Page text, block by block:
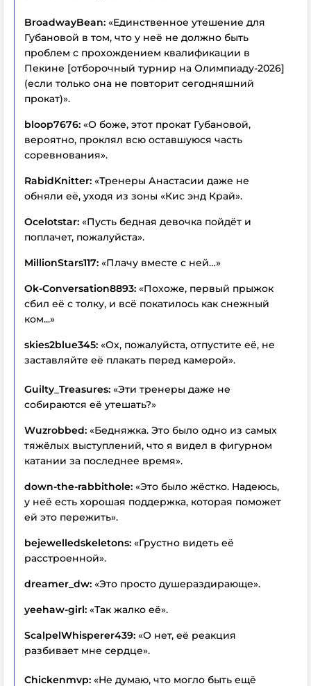
BroadwayBean: «Единственное утешение для
Губановой в том, что у неё не должно быть
проблем с прохождением квалификации в
Пекине [отборочный турнир на Олимпиаду-2026]
(если только она не повторит сегодняшний
прокат)».
bloop7676: «О боже, этот прокат Губановой,
вероятно, проклял всю оставшуюся часть
соревнования».
RabidKnitter: «Тренеры Анастасии даже не
обняли её, уходя из зоны «Кис энд Край».
Ocelotstar: «Пусть бедная девочка пойдёт и
поплачет, пожалуйста».
MillionStars117: «Плачу вместе с ней…»
Ok-Conversation8893: «Похоже, первый прыжок
сбил её с толку, и всё покатилось как снежный
ком...»
skies2blue345: «Ох, пожалуйста, отпустите её, не
заставляйте её плакать перед камерой».
Guilty_Treasures: «Эти тренеры даже не
собираются её утешать?»
Wuzrobbed: «Бедняжка. Это было одно из самых
тяжёлых выступлений, что я видел в фигурном
катании за последнее время».
down-the-rabbithole: «Это было жёстко. Надеюсь,
у неё есть хорошая поддержка, которая поможет
ей это пережить».
bejewelledskeletons: «Грустно видеть её
расстроенной».
dreamer_dw: «Это просто душераздирающе».
yeehaw-girl: «Так жалко её».
ScalpelWhisperer439: «О нет, её реакция
разбивает мне сердце».
Chickenmvp: «Не думаю, что могло быть ещё